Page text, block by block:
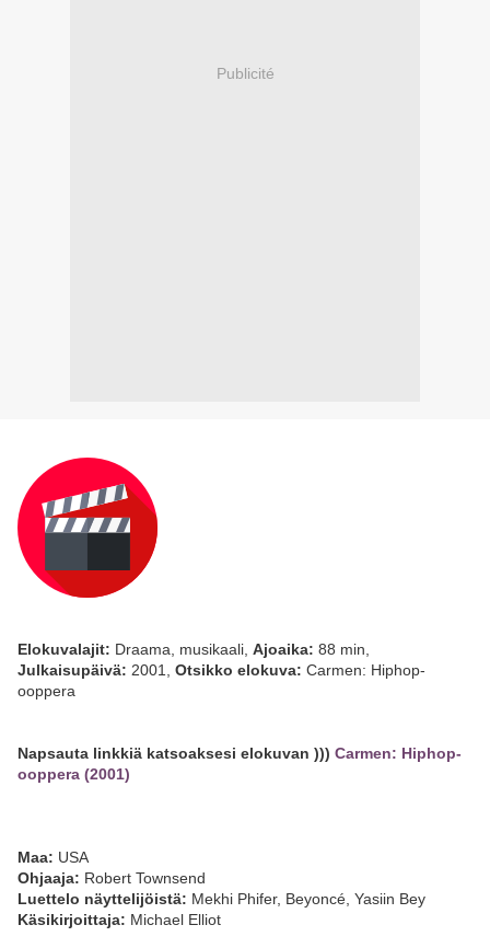
Publicité
Elokuvalajit: Draama, musikaali, Ajoaika: 88 min,
Julkaisupäivä: 2001, Otsikko elokuva: Carmen: Hiphop-
ooppera
Napsauta linkkiä katsoaksesi elokuvan ))) Carmen: Hiphop-
ooppera (2001)
Maa: USA
Ohjaaja: Robert Townsend
Luettelo näyttelijöistä: Mekhi Phifer, Beyoncé, Yasiin Bey
Käsikirjoittaja: Michael Elliot